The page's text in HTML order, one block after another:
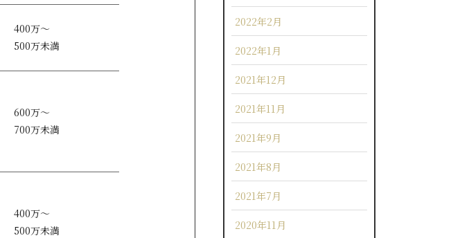
400万～
500万未満
600万～
700万未満
400万～
500万未満
2022年2月
2022年1月
2021年12月
2021年11月
2021年9月
2021年8月
2021年7月
2020年11月